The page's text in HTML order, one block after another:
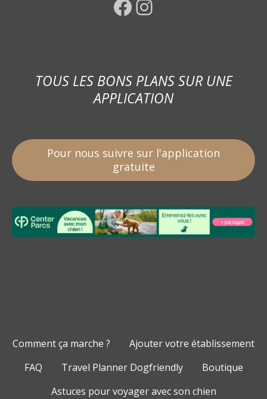
Facebook Instagram
TOUS LES BONS PLANS SUR UNE
APPLICATION
Pour nous suivre sur l'application
gratuite
Comment ça marche ?
Ajouter votre établissement
FAQ
Travel Planner Dogfriendly
Boutique
Astuces pour voyager avec son chien